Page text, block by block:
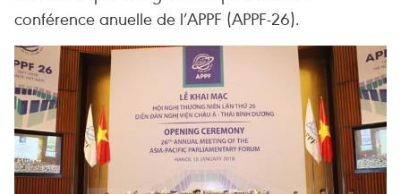
conférence anuelle de l’APPF (APPF-26).